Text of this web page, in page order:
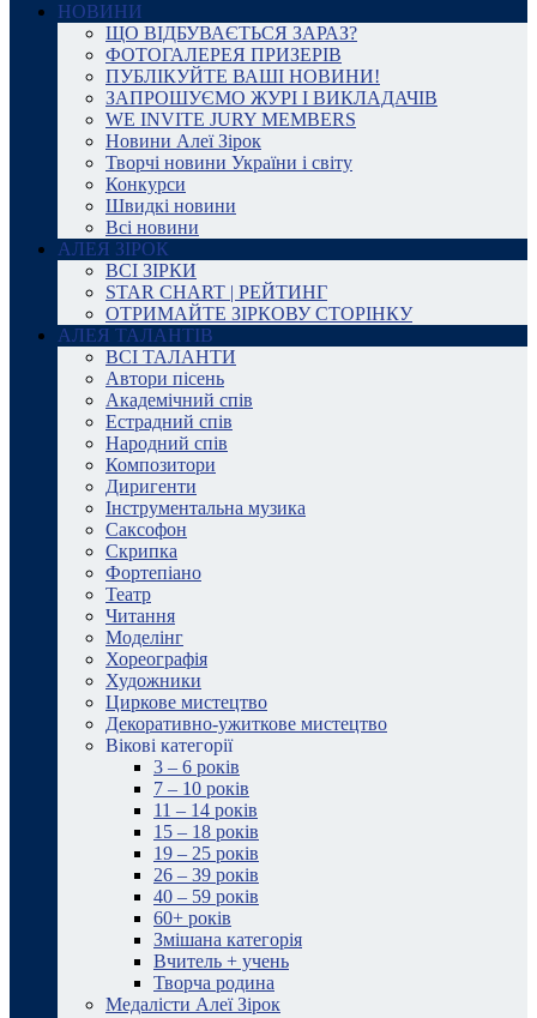
НОВИНИ
ЩО ВІДБУВАЄТЬСЯ ЗАРАЗ?
ФОТОГАЛЕРЕЯ ПРИЗЕРІВ
ПУБЛІКУЙТЕ ВАШІ НОВИНИ!
ЗАПРОШУЄМО ЖУРІ І ВИКЛАДАЧІВ
WE INVITE JURY MEMBERS
Новини Алеї Зірок
Творчі новини України і світу
Конкурси
Швидкі новини
Всі новини
АЛЕЯ ЗІРОК
ВСІ ЗІРКИ
STAR CHART | РЕЙТИНГ
ОТРИМАЙТЕ ЗІРКОВУ СТОРІНКУ
АЛЕЯ ТАЛАНТІВ
ВСІ ТАЛАНТИ
Автори пісень
Академічний спів
Естрадний спів
Народний спів
Композитори
Диригенти
Інструментальна музика
Саксофон
Скрипка
Фортепіано
Театр
Читання
Моделінг
Хореографія
Художники
Циркове мистецтво
Декоративно-ужиткове мистецтво
Вікові категорії
3 – 6 років
7 – 10 років
11 – 14 років
15 – 18 років
19 – 25 років
26 – 39 років
40 – 59 років
60+ років
Змішана категорія
Вчитель + учень
Творча родина
Медалісти Алеї Зірок